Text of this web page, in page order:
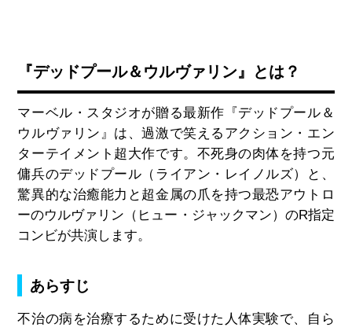
『デッドプール＆ウルヴァリン』とは？
マーベル・スタジオが贈る最新作『デッドプール＆
ウルヴァリン』は、過激で笑えるアクション・エン
ターテイメント超大作です。不死身の肉体を持つ元
傭兵のデッドプール（ライアン・レイノルズ）と、
驚異的な治癒能力と超金属の爪を持つ最恐アウトロ
ーのウルヴァリン（ヒュー・ジャックマン）のR指定
コンビが共演します。
あらすじ
不治の病を治療するために受けた人体実験で、自ら